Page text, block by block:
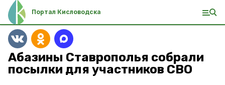
Портал Кисловодска
Абазины Ставрополья собрали
посылки для участников СВО